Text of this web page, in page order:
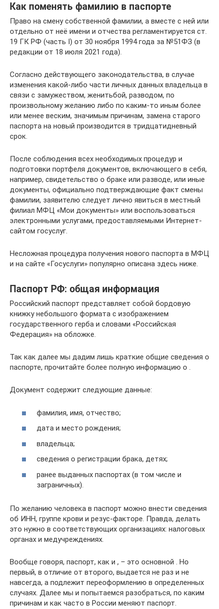
Как поменять фамилию в паспорте
Право на смену собственной фамилии, а вместе с ней или
отдельно от неё имени и отчества регламентируется ст.
19 ГК РФ (часть I) от 30 ноября 1994 года за №51ФЗ (в
редакции от 18 июля 2021 года).
Согласно действующего законодательства, в случае
изменения какой-либо части личных данных владельца в
связи с замужеством, женитьбой, разводом, по
произвольному желанию либо по каким-то иным более
или менее веским, значимым причинам, замена старого
паспорта на новый производится в тридцатидневный
срок.
После соблюдения всех необходимых процедур и
подготовки портфеля документов, включающего в себя,
например, свидетельство о браке или разводе, или иные
документы, официально подтверждающие факт смены
фамилии, заявителю следует лично явиться в местный
филиал МФЦ «Мои документы» или воспользоваться
электронными услугами, предоставляемыми Интернет-
сайтом госуслуг.
Несложная процедура получения нового паспорта в МФЦ
и на сайте «Госуслуги» популярно описана здесь ниже.
Паспорт РФ: общая информация
Российский паспорт представляет собой бордовую
книжку небольшого формата с изображением
государственного герба и словами «Российская
Федерация» на обложке.
Так как далее мы дадим лишь краткие общие сведения о
паспорте, прочитайте более полную информацию о .
Документ содержит следующие данные:
фамилия, имя, отчество;
дата и место рождения;
владельца;
сведения о регистрации брака, детях;
ранее выданных паспортах (в том числе и
заграничных).
По желанию человека в паспорт можно внести сведения
об ИНН, группе крови и резус-факторе. Правда, делать
это нужно в соответствующих организациях: налоговых
органах и медучреждениях.
Вообще говоря, паспорт, как и , – это основной . Но
первый, в отличие от второго, выдается не раз и не
навсегда, а подлежит переоформлению в определенных
случаях. Далее мы и попытаемся разобраться, по каким
причинам и как часто в России меняют паспорт.